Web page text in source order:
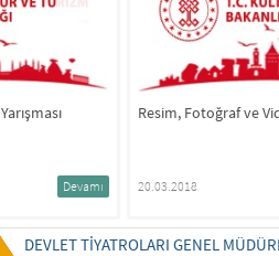
Yarışması
Devamı
Adana Devlet
09.04.2018
DEVLET TİYATROLARI GENEL